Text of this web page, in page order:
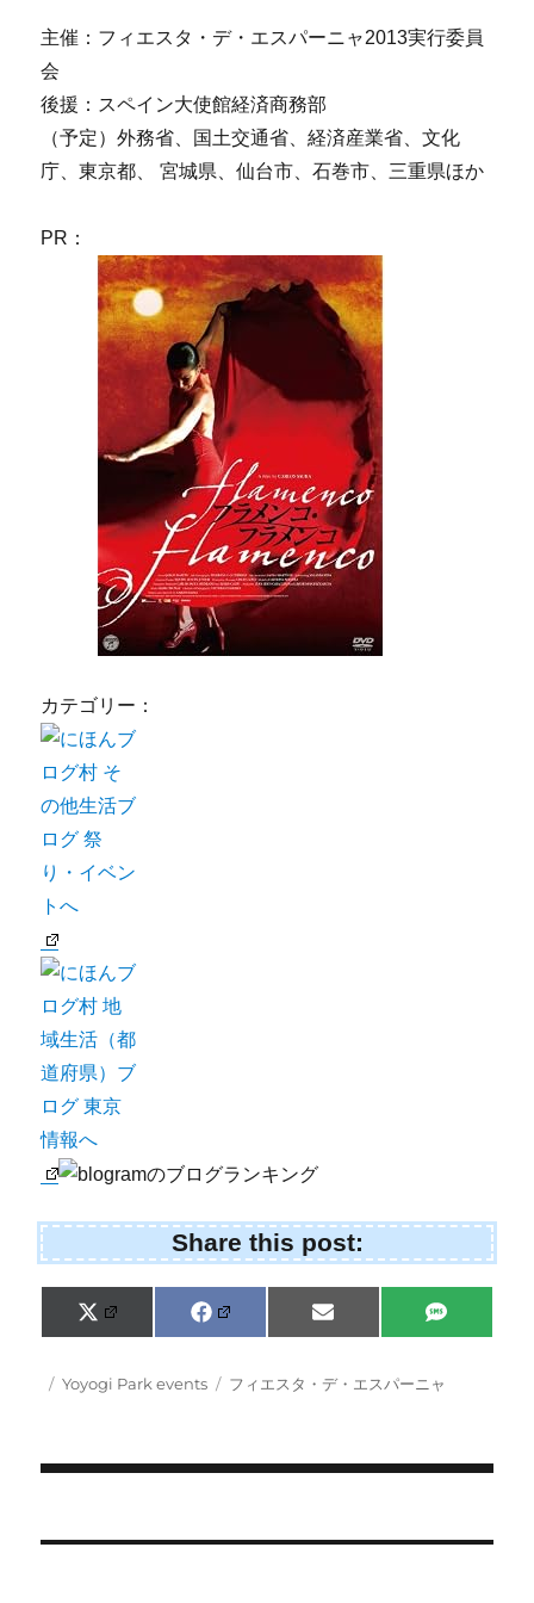
主催：フィエスタ・デ・エスパーニャ2013実行委員
会
後援：スペイン大使館経済商務部
（予定）外務省、国土交通省、経済産業省、文化
庁、東京都、 宮城県、仙台市、石巻市、三重県ほか
PR：
カテゴリー：
Share this post:
Share
on
X
(
w
i
r
Share
on
F
a
e
Share
on
E
m
i
Share
on
S
M
Posted
Categories
Yoyogi Park events Tags
フィエスタ・デ・エスパーニャ
navigation